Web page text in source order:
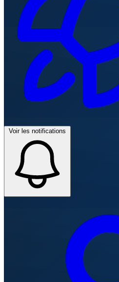
Voir les notifications